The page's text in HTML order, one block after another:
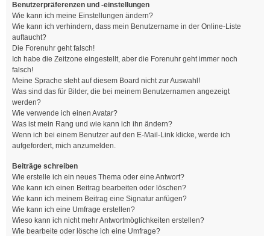
Benutzerpräferenzen und -einstellungen
Wie kann ich meine Einstellungen ändern?
Wie kann ich verhindern, dass mein Benutzername in der Online-Liste
auftaucht?
Die Forenuhr geht falsch!
Ich habe die Zeitzone eingestellt, aber die Forenuhr geht immer noch
falsch!
Meine Sprache steht auf diesem Board nicht zur Auswahl!
Was sind das für Bilder, die bei meinem Benutzernamen angezeigt
werden?
Wie verwende ich einen Avatar?
Was ist mein Rang und wie kann ich ihn ändern?
Wenn ich bei einem Benutzer auf den E-Mail-Link klicke, werde ich
aufgefordert, mich anzumelden.
Beiträge schreiben
Wie erstelle ich ein neues Thema oder eine Antwort?
Wie kann ich einen Beitrag bearbeiten oder löschen?
Wie kann ich meinem Beitrag eine Signatur anfügen?
Wie kann ich eine Umfrage erstellen?
Wieso kann ich nicht mehr Antwortmöglichkeiten erstellen?
Wie bearbeite oder lösche ich eine Umfrage?